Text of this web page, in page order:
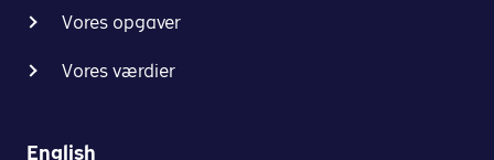
Vores opgaver
Vores værdier
English